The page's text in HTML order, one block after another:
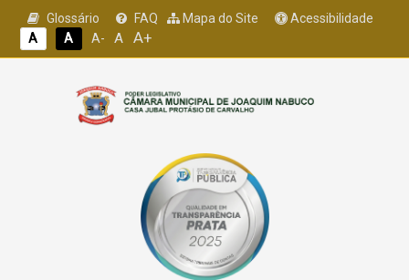
Glossário FAQ Mapa do Site
Acessibilidade
A
A A- A A+